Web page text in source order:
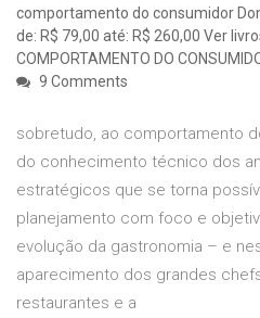
comportamento do consumidor
de: R$ 79,00 até: R$ 260,00 Ver
COMPORTAMENTO DO
9 Comments
sobretudo, ao comportamento
do conhecimento técnico dos
estratégicos que se torna
planejamento com foco e
evolução da gastronomia – e
aparecimento dos grandes
restaurantes e a